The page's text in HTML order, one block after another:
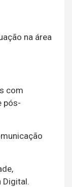
na área
com
pós-
Digital.